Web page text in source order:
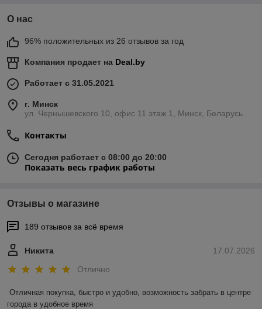
О нас
96% положительных из 26 отзывов за год
Компания продает на Deal.by
Работает с 31.05.2021
г. Минск
ул. Чернышевского 10, офис 11 этаж 1, Минск, Беларусь
Контакты
Сегодня работает с 08:00 до 20:00
Показать весь график работы
Отзывы о магазине
189 отзывов за всё время
17.07.2026
Никита
Отлично
Отличная покупка, быстро и удобно, возможность забрать в центре
города в удобное время